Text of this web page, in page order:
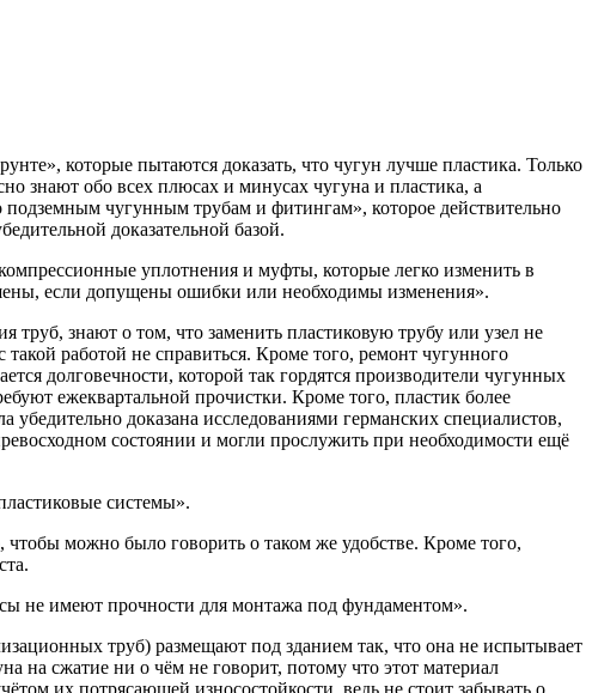
которые пытаются доказать, что чугун лучше пластика. Только
знают обо всех плюсах и минусах чугуна и пластика, а
чугунным трубам и фитингам», которое действительно
доказательной базой.
уплотнения и муфты, которые легко изменить в
если допущены ошибки или необходимы изменения».
знают о том, что заменить пластиковую трубу или узел не
работой не справиться. Кроме того, ремонт чугунного
долговечности, которой так гордятся производители чугунных
ежеквартальной прочистки. Кроме того, пластик более
убедительно доказана исследованиями германских специалистов,
состоянии и могли прослужить при необходимости ещё
системы».
можно было говорить о таком же удобстве. Кроме того,
не имеют прочности для монтажа под фундаментом».
труб) размещают под зданием так, что она не испытывает
на сжатие ни о чём не говорит, потому что этот материал